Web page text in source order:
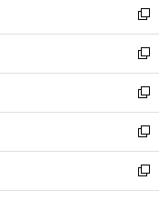
く
で
開
く
ド
ウ
で
開
く
ィ
ン
ド
ウ
で
開
く
い
ウ
ィ
ン
ド
ウ
で
開
く
新
し
い
ウ
ィ
ン
ド
ウ
で
開
新
し
い
ウ
ィ
ン
ド
ウ
新
し
い
ウ
ィ
ン
新
し
い
ウ
新
し